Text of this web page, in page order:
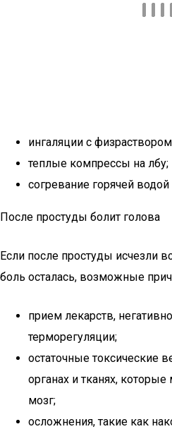
ингаляции с
теплые компрессы на лбу;
согревание горячей
После простуды болит голова
Если после простуды исчезли
боль осталась, возможные
прием лекарств,
терморегуляции;
остаточные токсические
органах и тканях,
мозг;
осложнения, такие как